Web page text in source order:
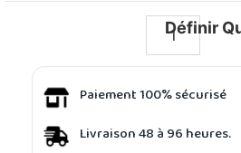
Définir
Paiement 100% sécurisé
Livraison 48 à 96 heures.